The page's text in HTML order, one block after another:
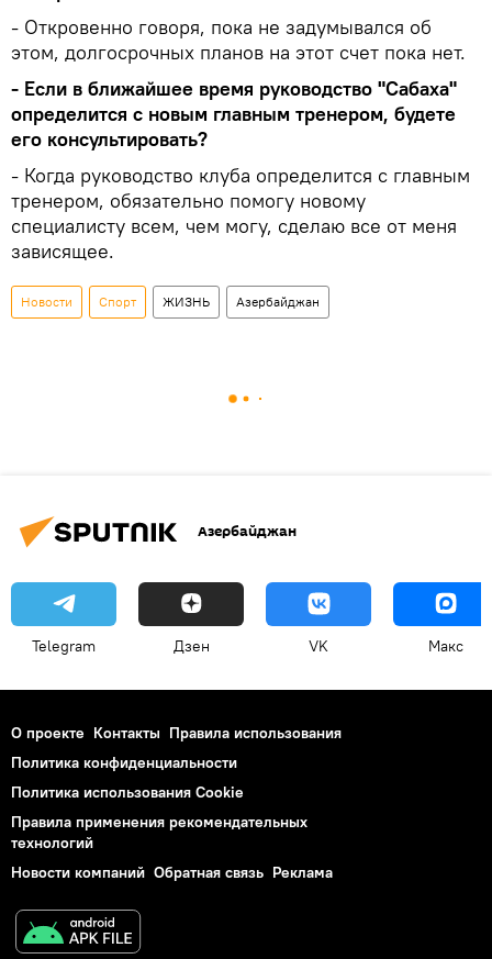
- Откровенно говоря, пока не задумывался об
этом, долгосрочных планов на этот счет пока нет.
- Если в ближайшее время руководство "Сабаха"
определится с новым главным тренером, будете
его консультировать?
- Когда руководство клуба определится с главным
тренером, обязательно помогу новому
специалисту всем, чем могу, сделаю все от меня
зависящее.
Новости Спорт ЖИЗНЬ Азербайджан
Азербайджан
Telegram Дзен VK Макс
О проекте Контакты Правила использования
Политика конфиденциальности
Политика использования Cookie
Правила применения рекомендательных
технологий
Новости компаний Обратная связь Реклама